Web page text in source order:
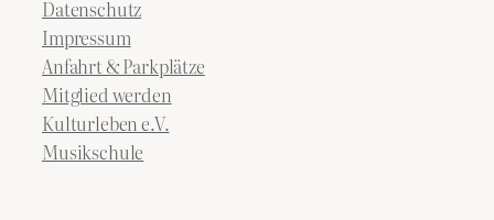
Datenschutz
Impressum
Anfahrt & Parkplätze
Mitglied werden
Kulturleben e.V.
Musikschule